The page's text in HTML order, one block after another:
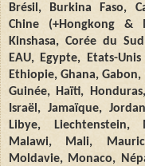
Brésil, Burkina Faso,
Chine (+Hongkong &
Kinshasa, Corée du
EAU, Egypte, Etats-
Ethiopie, Ghana,
Guinée, Haïti,
Israël, Jamaïque,
Libye, Liechtenstein,
Malawi, Mali,
Moldavie, Monaco,